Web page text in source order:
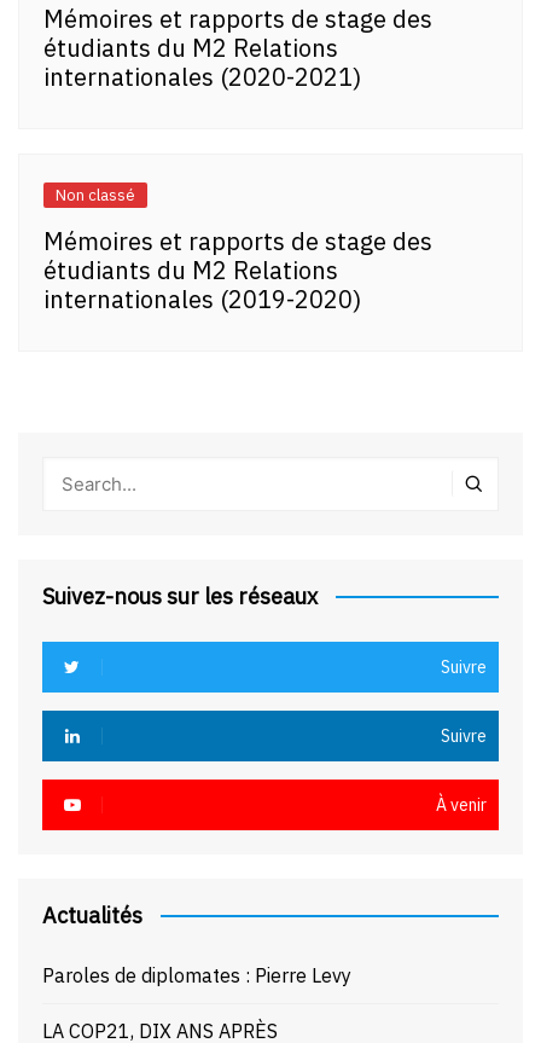
Mémoires et rapports de stage des
étudiants du M2 Relations
internationales (2020-2021)
Non classé
Mémoires et rapports de stage des
étudiants du M2 Relations
internationales (2019-2020)
Suivez-nous sur les réseaux
Suivre
Suivre
À venir
Actualités
Paroles de diplomates : Pierre Levy
LA COP21, DIX ANS APRÈS